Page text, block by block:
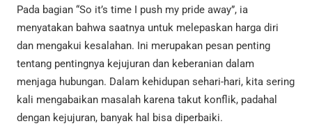
Pada bagian “So it’s time I push my pride away”, ia
menyatakan bahwa saatnya untuk melepaskan harga diri
dan mengakui kesalahan. Ini merupakan pesan penting
tentang pentingnya kejujuran dan keberanian dalam
menjaga hubungan. Dalam kehidupan sehari-hari, kita sering
kali mengabaikan masalah karena takut konflik, padahal
dengan kejujuran, banyak hal bisa diperbaiki.